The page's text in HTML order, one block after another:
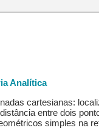
Analítica
cartesianas:
entre dois
simples na